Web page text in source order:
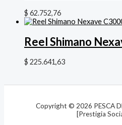
$ 62.752,76
Reel Shimano
$ 225.641,63
Copyright © 2026 PESCA
[Prestigia